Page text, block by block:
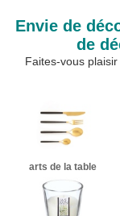
Envie de
de
Faites-vous
arts de la table